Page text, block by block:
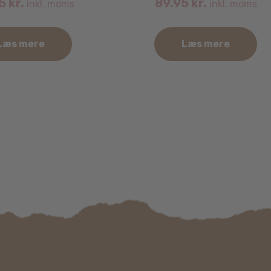
inkl. moms
mere
inkl. moms
Læs mere